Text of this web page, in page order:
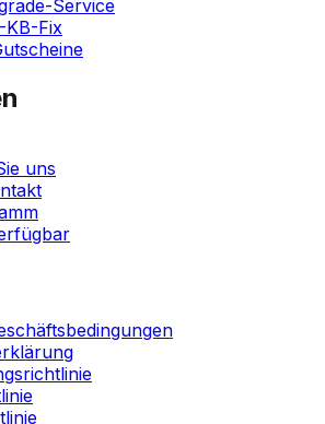
Service
KB-Fix
uns